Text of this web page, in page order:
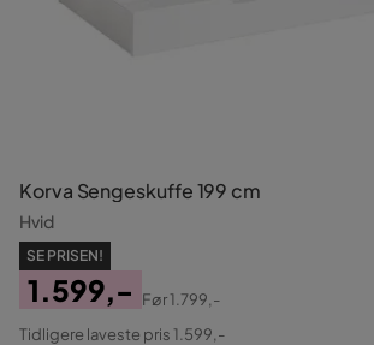
Korva Sengeskuffe 199 cm
Hvid
SE PRISEN!
Pris
1.599,-
Original
Før1.799,-
Tidligere laveste pris 1.599,-